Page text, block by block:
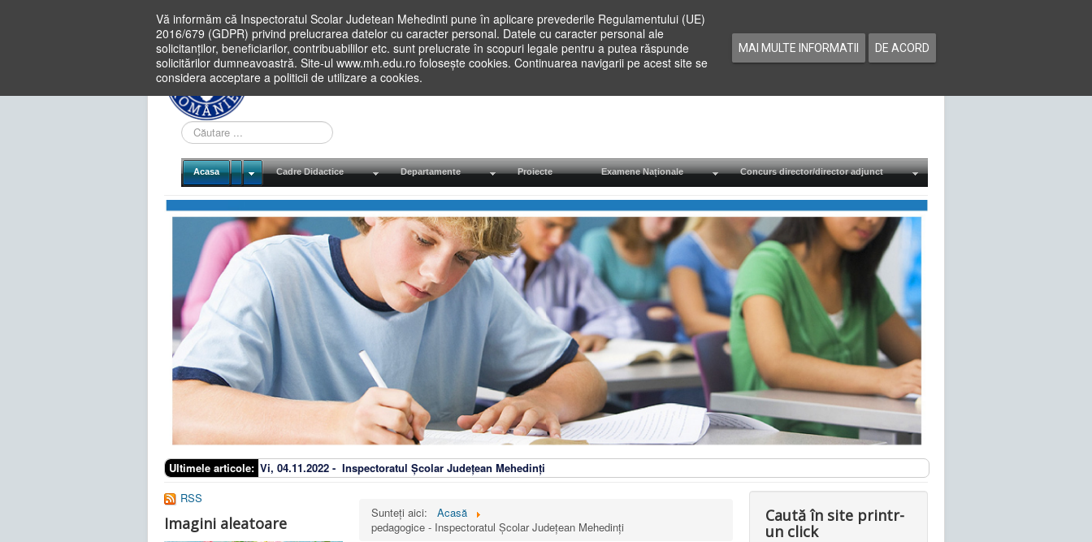
Vă informăm că Inspectoratul Scolar Judetean Mehedinti pune în aplicare prevederile Regulamentului (UE)
2016/679 (GDPR) privind prelucrarea datelor cu caracter personal. Datele cu caracter personal ale
solicitanților, beneficiarilor, contribuabililor etc. sunt prelucrate în scopuri legale pentru a putea răspunde
solicitărilor dumneavoastră. Site-ul www.mh.edu.ro folosește cookies. Continuarea navigarii pe acest site se
considera acceptare a politicii de utilizare a cookies.
MAI MULTE INFORMATII DE ACORD
Cauta
in
site
Acasa Cadre Didactice Departamente Proiecte Examene Naționale Concurs director/director adjunct
Ultimele articole: Vi, 04.11.2022 - Inspectoratul Școlar Județean Mehedinți
RSS
Imagini aleatoare
Sunteți aici:
Acasă
pedagogice - Inspectoratul Școlar Județean Mehedinți
Caută în site printr-
un click